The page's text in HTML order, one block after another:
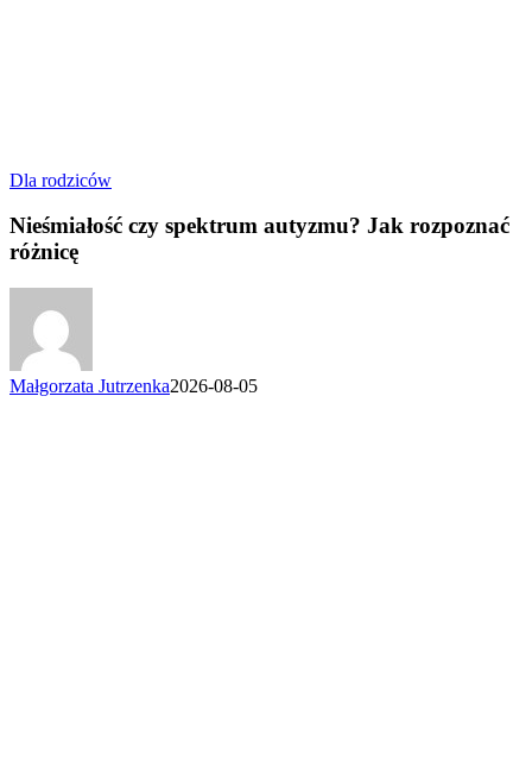
Dla rodzicówNieśmiałość
spektrum
autyzmu?
Nieśmiałość czy spektrum autyzmu? Jak rozpoznać
różnicę
Małgorzata Jutrzenka2026-08-05